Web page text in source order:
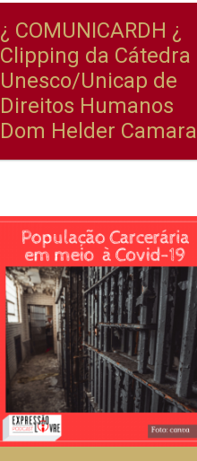
¿ COMUNICARDH ¿
Clipping da Cátedra
Unesco/Unicap de
Direitos Humanos
Dom Helder Camara